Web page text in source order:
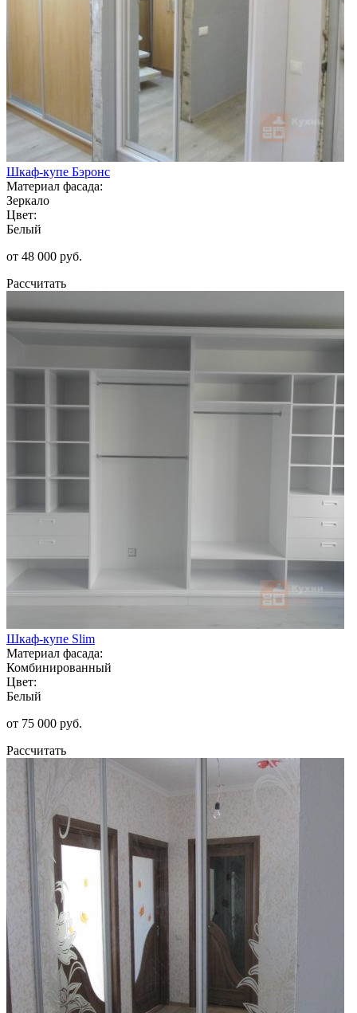
Шкаф-купе Бэронс
Материал фасада:
Зеркало
Цвет:
Белый
от 48 000 руб.
Рассчитать
Шкаф-купе Slim
Материал фасада:
Комбинированный
Цвет:
Белый
от 75 000 руб.
Рассчитать